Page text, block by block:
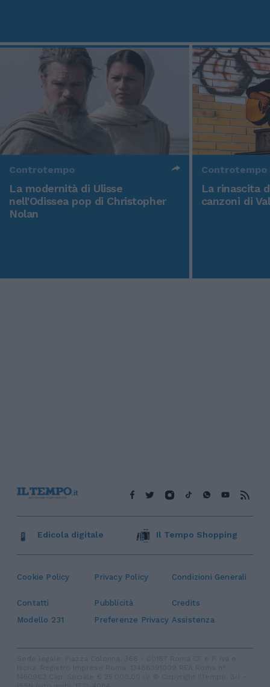
Controtempo
La modernità di Ulisse
nell'Odissea pop di Christopher
Nolan
Controtempo
La rinascita
canzoni di
Cookie Policy Privacy Policy Condizioni Generali
Contatti Pubblicità
Credits
Modello 231
Preferenze Privacy Assistenza
Edicola digitale Il Tempo Shopping